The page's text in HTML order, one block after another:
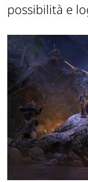
possibilità e